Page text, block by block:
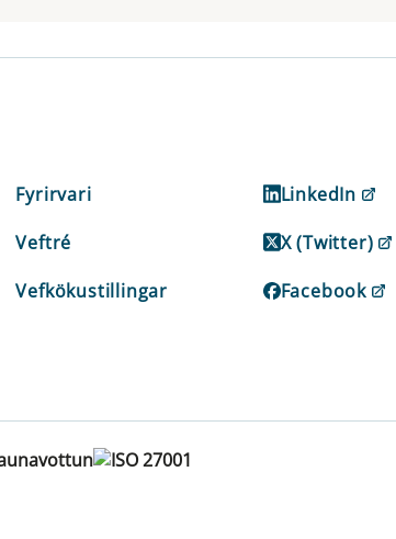
Fyrirvari
Veftré
Vefkökustillingar
LinkedIn
X (Twitter)
Facebook